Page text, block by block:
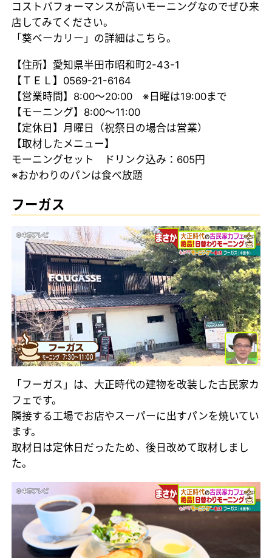
コストパフォーマンスが高いモーニングなのでぜひ来
店してみてください。
「葵ベーカリー」の詳細はこちら。
【住所】愛知県半田市昭和町2-43-1
【ＴＥＬ】0569-21-6164
【営業時間】8:00～20:00 ※日曜は19:00まで
【モーニング】8:00～11:00
【定休日】月曜日（祝祭日の場合は営業）
【取材したメニュー】
モーニングセット ドリンク込み：605円
※おかわりのパンは食べ放題
フーガス
「フーガス」は、大正時代の建物を改装した古民家カ
フェです。
隣接する工場でお店やスーパーに出すパンを焼いてい
ます。
取材日は定休日だったため、後日改めて取材しまし
た。